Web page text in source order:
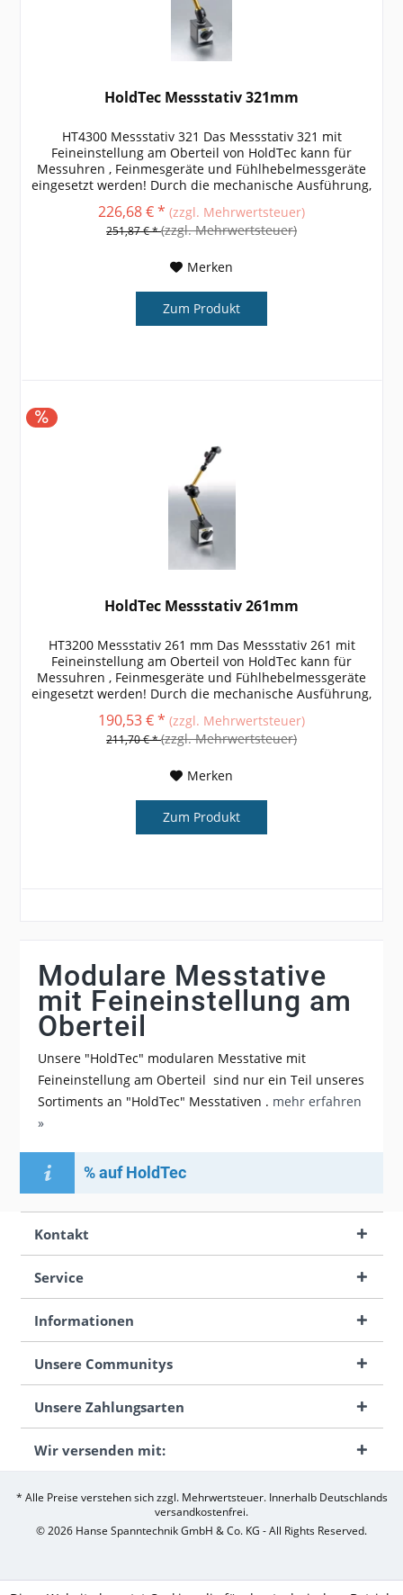
HoldTec Messstativ 321mm
HT4300 Messstativ 321 Das Messstativ 321 mit
Feineinstellung am Oberteil von HoldTec kann für
Messuhren , Feinmesgeräte und Fühlhebelmessgeräte
eingesetzt werden! Durch die mechanische Ausführung,
ist das Gelenkmessstativ vibrationsarm....
226,68 € *(zzgl. Mehrwertsteuer)
251,87 € *(zzgl. Mehrwertsteuer)
Merken
Zum Produkt
HoldTec Messstativ 261mm
HT3200 Messstativ 261 mm Das Messstativ 261 mit
Feineinstellung am Oberteil von HoldTec kann für
Messuhren , Feinmesgeräte und Fühlhebelmessgeräte
eingesetzt werden! Durch die mechanische Ausführung,
190,53 € *(zzgl. Mehrwertsteuer)
211,70 € *(zzgl. Mehrwertsteuer)
Merken
Zum Produkt
Modulare Messtative
mit Feineinstellung am
Oberteil
Unsere "HoldTec" modularen Messtative mit
Feineinstellung am Oberteil sind nur ein Teil unseres
Sortiments an "HoldTec" Messtativen . mehr erfahren
»
% auf HoldTec
Kontakt
Service
Informationen
Unsere Communitys
Unsere Zahlungsarten
Wir versenden mit:
* Alle Preise verstehen sich zzgl. Mehrwertsteuer. Innerhalb Deutschlands
versandkostenfrei.
© 2026 Hanse Spanntechnik GmbH & Co. KG - All Rights Reserved.